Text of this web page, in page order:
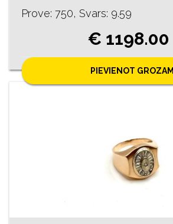
Prove: 750, Svars: 9.59
€ 1198.00
PIEVIENOT GROZAM